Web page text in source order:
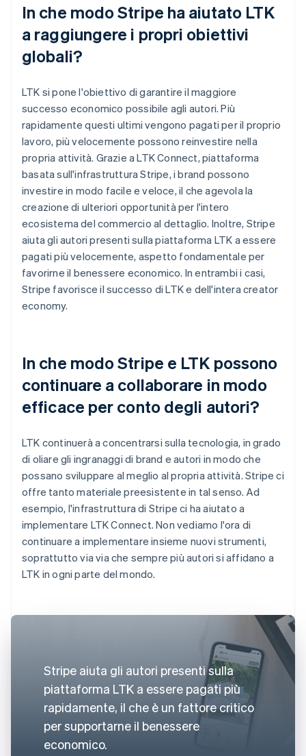
In che modo Stripe ha aiutato LTK
a raggiungere i propri obiettivi
globali?
LTK si pone l'obiettivo di garantire il maggiore
successo economico possibile agli autori. Più
rapidamente questi ultimi vengono pagati per il proprio
lavoro, più velocemente possono reinvestire nella
propria attività. Grazie a LTK Connect, piattaforma
basata sull'infrastruttura Stripe, i brand possono
investire in modo facile e veloce, il che agevola la
creazione di ulteriori opportunità per l'intero
ecosistema del commercio al dettaglio. Inoltre, Stripe
aiuta gli autori presenti sulla piattaforma LTK a essere
pagati più velocemente, aspetto fondamentale per
favorirne il benessere economico. In entrambi i casi,
Stripe favorisce il successo di LTK e dell'intera creator
economy.
In che modo Stripe e LTK possono
continuare a collaborare in modo
efficace per conto degli autori?
LTK continuerà a concentrarsi sulla tecnologia, in grado
di oliare gli ingranaggi di brand e autori in modo che
possano sviluppare al meglio al propria attività. Stripe ci
offre tanto materiale preesistente in tal senso. Ad
esempio, l'infrastruttura di Stripe ci ha aiutato a
implementare LTK Connect. Non vediamo l'ora di
continuare a implementare insieme nuovi strumenti,
soprattutto via via che sempre più autori si affidano a
LTK in ogni parte del mondo.
Stripe aiuta gli autori presenti sulla
piattaforma LTK a essere pagati più
rapidamente, il che è un fattore critico
per supportarne il benessere
economico.